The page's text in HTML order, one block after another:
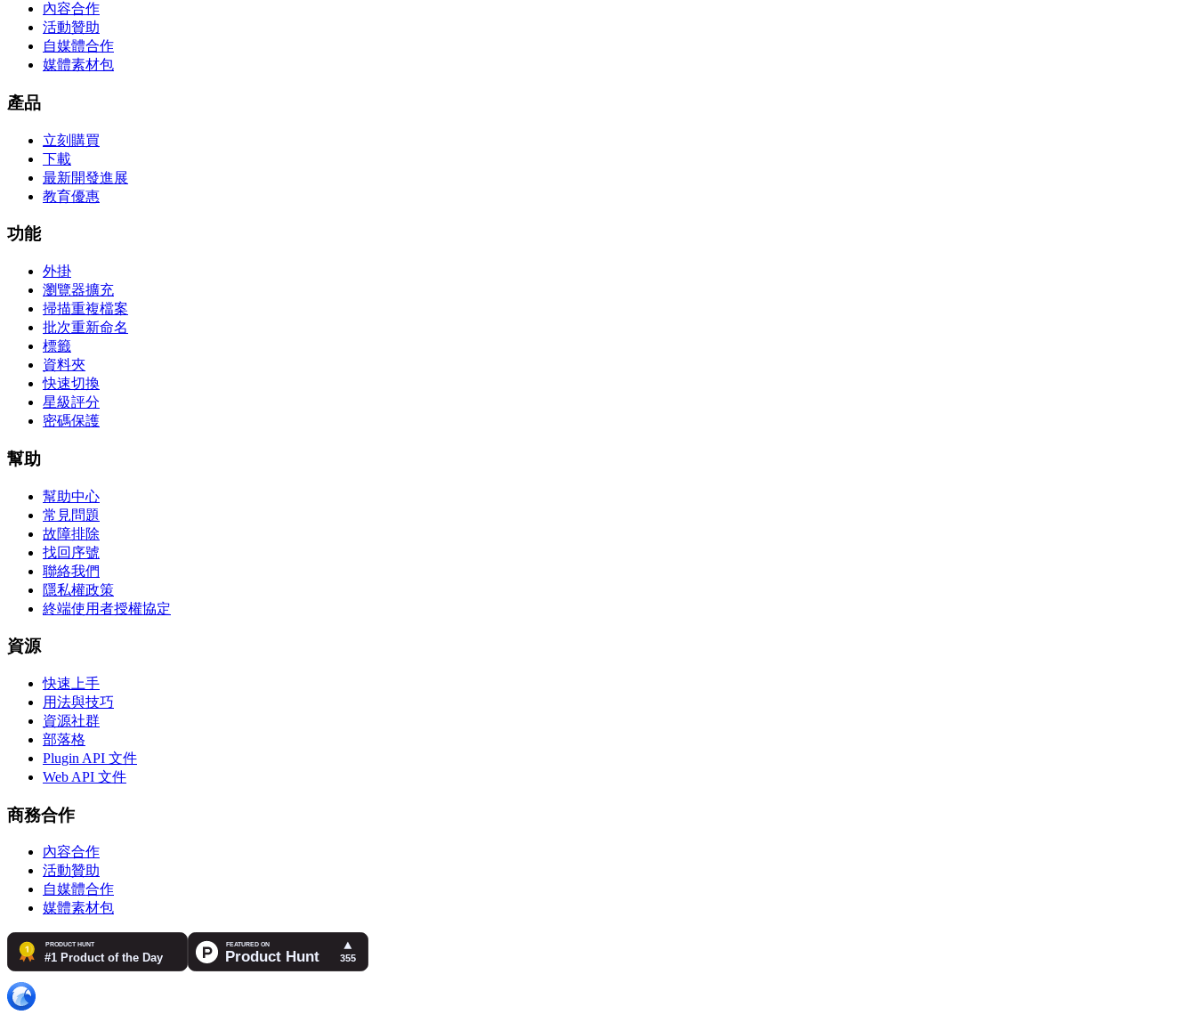
內容合作
活動贊助
自媒體合作
媒體素材包
產品
立刻購買
下載
最新開發進展
教育優惠
功能
外掛
瀏覽器擴充
掃描重複檔案
批次重新命名
標籤
資料夾
快速切換
星級評分
密碼保護
幫助
幫助中心
常見問題
故障排除
找回序號
聯絡我們
隱私權政策
終端使用者授權協定
資源
快速上手
用法與技巧
資源社群
部落格
Plugin API 文件
Web API 文件
商務合作
內容合作
活動贊助
自媒體合作
媒體素材包